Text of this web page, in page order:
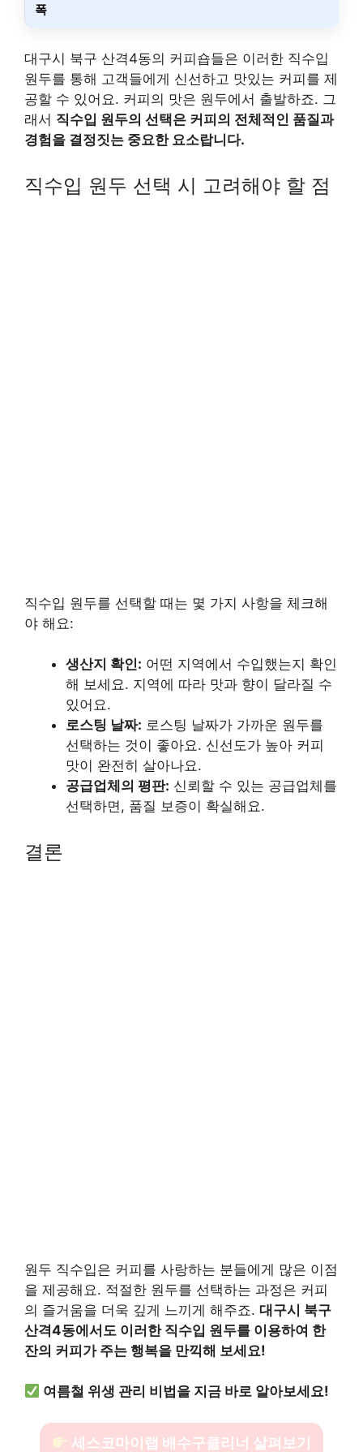
폭
대구시 북구 산격4동의 커피숍들은 이러한 직수입
원두를 통해 고객들에게 신선하고 맛있는 커피를 제
공할 수 있어요. 커피의 맛은 원두에서 출발하죠. 그
래서 직수입 원두의 선택은 커피의 전체적인 품질과
경험을 결정짓는 중요한 요소랍니다.
직수입 원두 선택 시 고려해야 할 점
직수입 원두를 선택할 때는 몇 가지 사항을 체크해
야 해요:
생산지 확인: 어떤 지역에서 수입했는지 확인
해 보세요. 지역에 따라 맛과 향이 달라질 수
있어요.
로스팅 날짜: 로스팅 날짜가 가까운 원두를
선택하는 것이 좋아요. 신선도가 높아 커피
맛이 완전히 살아나요.
공급업체의 평판: 신뢰할 수 있는 공급업체를
선택하면, 품질 보증이 확실해요.
결론
원두 직수입은 커피를 사랑하는 분들에게 많은 이점
을 제공해요. 적절한 원두를 선택하는 과정은 커피
의 즐거움을 더욱 깊게 느끼게 해주죠. 대구시 북구
산격4동에서도 이러한 직수입 원두를 이용하여 한
잔의 커피가 주는 행복을 만끽해 보세요!
여름철 위생 관리 비법을 지금 바로 알아보세요!
세스코마이랩 배수구클리너 살펴보기